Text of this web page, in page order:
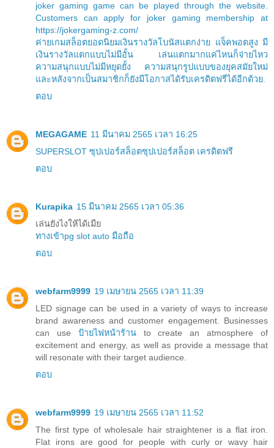
joker gaming game can be played through the website.
Customers can apply for joker gaming membership at
https://jokergaming-z.com/
ค่ายเกมสล็อตยอดนิยมเงินรางวัลโบนัสแตกง่าย แจ็คพอตสูง มี
เงินรางวัลแตกแบบไม่มีอั้น เล่นแตกมากแค่ไหนก็จ่ายไหว
ความสนุกแบบไม่มีหยุดยั้ง ความสนุกรูปแบบของยุคสมัยใหม่
และหลังจากเป็นสมาชิกก็ยังมีโอกาสได้รับเครดิตฟรีได้อีกด้วย.
ตอบ
MEGAGAME 11 มีนาคม 2565 เวลา 16:25
SUPERSLOT ซุปเปอร์สล็อตซุปเปอร์สล็อต เครดิตฟรี
ตอบ
Kurapika 15 มีนาคม 2565 เวลา 05:36
เล่นยังไงให้ได้เมีย
ทางเข้าpg slot auto มือถือ
ตอบ
webfarm9999 19 เมษายน 2565 เวลา 11:39
LED signage can be used in a variety of ways to increase
brand awareness and customer engagement. Businesses
can use ป้ายไฟหน้าร้านto create an atmosphere of
excitement and energy, as well as provide a message that
will resonate with their target audience.
ตอบ
webfarm9999 19 เมษายน 2565 เวลา 11:52
The first type of wholesale hair straightener is a flat iron.
Flat irons are good for people with curly or wavy hair